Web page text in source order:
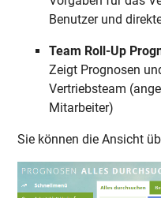
Benutzer und
Team Roll-Up
Zeigt Prognosen
Vertriebsteam
Mitarbeiter)
Sie können die Ansicht